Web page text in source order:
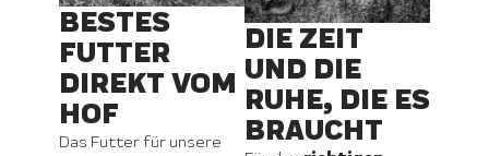
BESTES
FUTTER
DIREKT VOM
HOF
Das Futter für unsere
DIE ZEIT
UND DIE
RUHE, DIE ES
BRAUCHT